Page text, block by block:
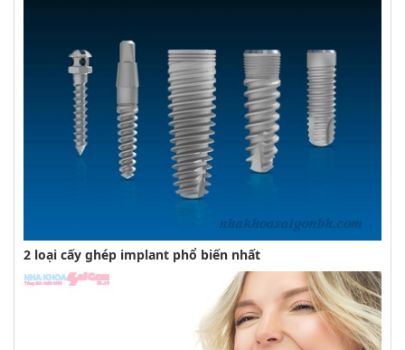
2 loại cấy ghép implant phổ biến nhất